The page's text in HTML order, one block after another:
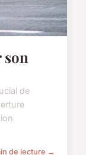
de
de lecture →